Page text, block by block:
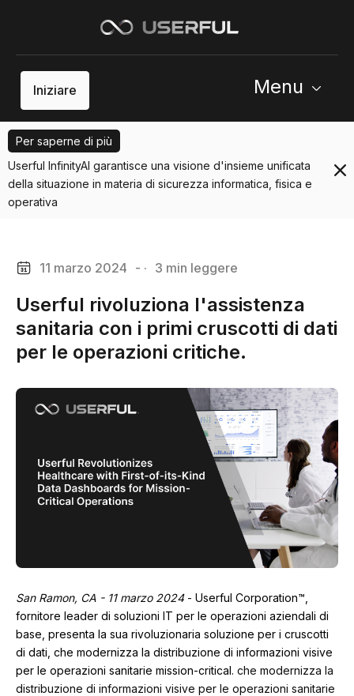
Iniziare Menu
Per saperne di più
Userful InfinityAI garantisce una visione d'insieme unificata
della situazione in materia di sicurezza informatica, fisica e
operativa
11 marzo 2024 - · 3 min leggere
Userful rivoluziona l'assistenza
sanitaria con i primi cruscotti di dati
per le operazioni critiche.
San Ramon, CA - 11 marzo 2024- Userful Corporation™,
fornitore leader di soluzioni IT per le operazioni aziendali di
base, presenta la sua rivoluzionaria soluzione per i cruscotti
di dati, che modernizza la distribuzione di informazioni visive
per le operazioni sanitarie mission-critical. che modernizza la
distribuzione di informazioni visive per le operazioni sanitarie